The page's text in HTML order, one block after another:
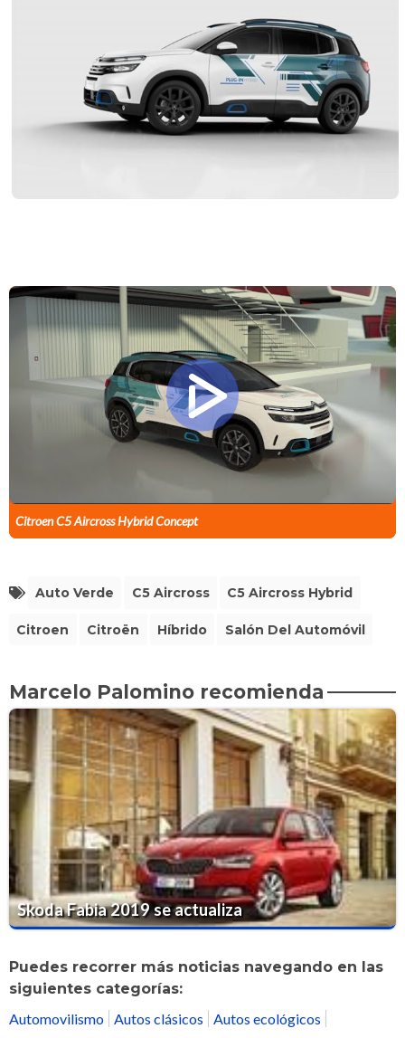
Citroen C5 Aircross Hybrid Concept
Auto Verde C5 Aircross C5 Aircross Hybrid
Citroen Citroën Híbrido Salón Del Automóvil
Marcelo Palomino recomienda
Skoda Fabia 2019 se actualiza
Puedes recorrer más noticias navegando en las
siguientes categorías:
Automovilismo
Autos clásicos Autos ecológicos